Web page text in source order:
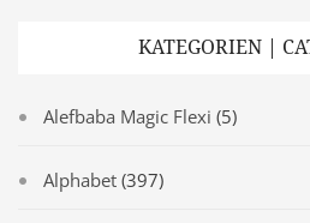
KATEGORIEN |
Alefbaba Magic Flexi (5)
Alphabet (397)